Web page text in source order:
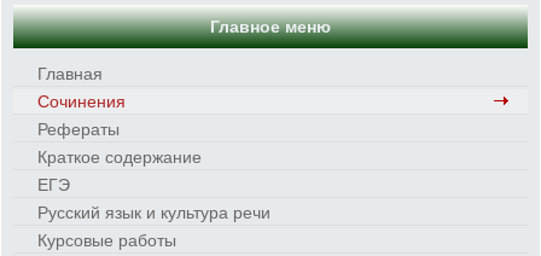
Главное меню
Главная
Сочинения
Рефераты
Краткое содержание
ЕГЭ
Русский язык и культура речи
Курсовые работы